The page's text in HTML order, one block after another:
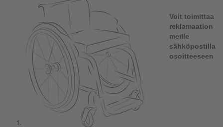
Voit toimittaa
reklamaation
meille
sähköpostilla
osoitteeseen